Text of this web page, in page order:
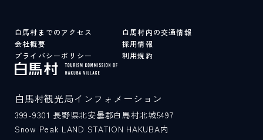
白馬村までのアクセス
白馬村内の交通情報
会社概要
採用情報
プライバシーポリシー
利用規約
白馬村観光局インフォメーション
399-9301 長野県北安曇郡白馬村北城5497
Snow Peak LAND STATION HAKUBA内